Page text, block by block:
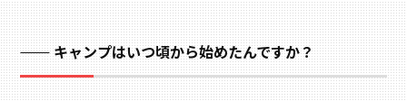
キャンプはいつ頃から始めたんですか？